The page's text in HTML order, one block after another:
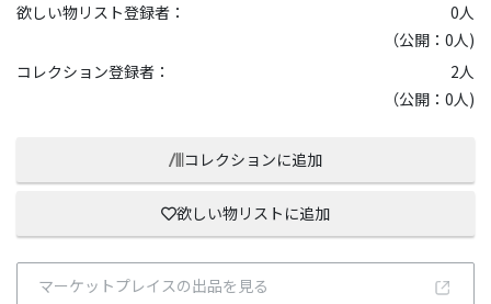
欲しい物リスト登録者： 0人
（公開：0人)
コレクション登録者：
2人
（公開：0人)
コレクションに追加
欲しい物リストに追加
マーケットプレイスの出品を見る